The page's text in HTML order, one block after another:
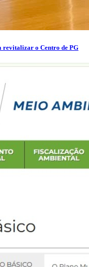
revitalizar o Centro de PG